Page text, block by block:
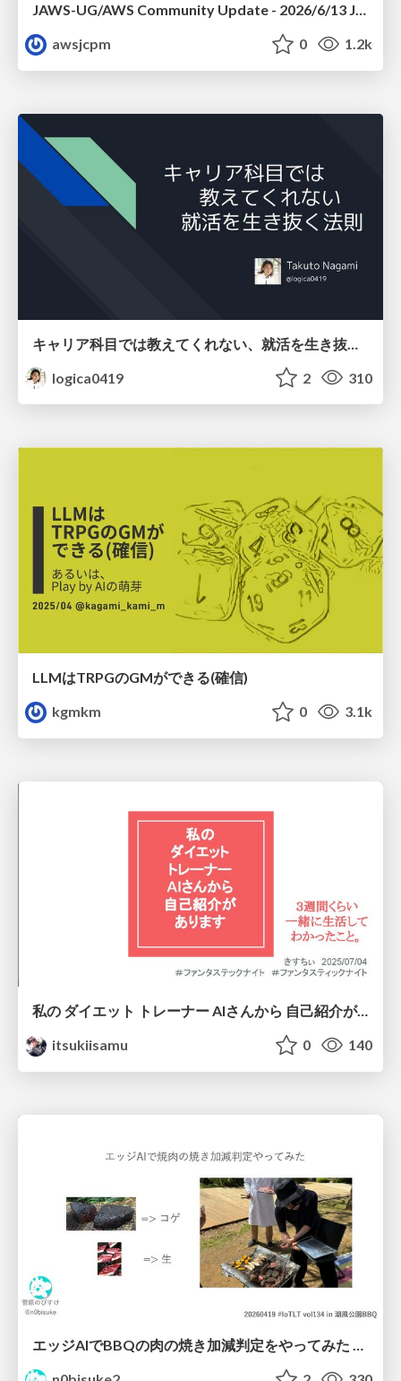
JAWS-UG/AWS Community Update - 2026/6/13 JAWS-UG TOHOKU 仙台
awsjcpm
0 1.2k
logica0419
2 310
LLMはTRPGのGMができる(確信)
kgmkm
0 3.1k
私の ダイエット トレーナー AIさんから 自己紹介が あります
itsukiisamu
0 140